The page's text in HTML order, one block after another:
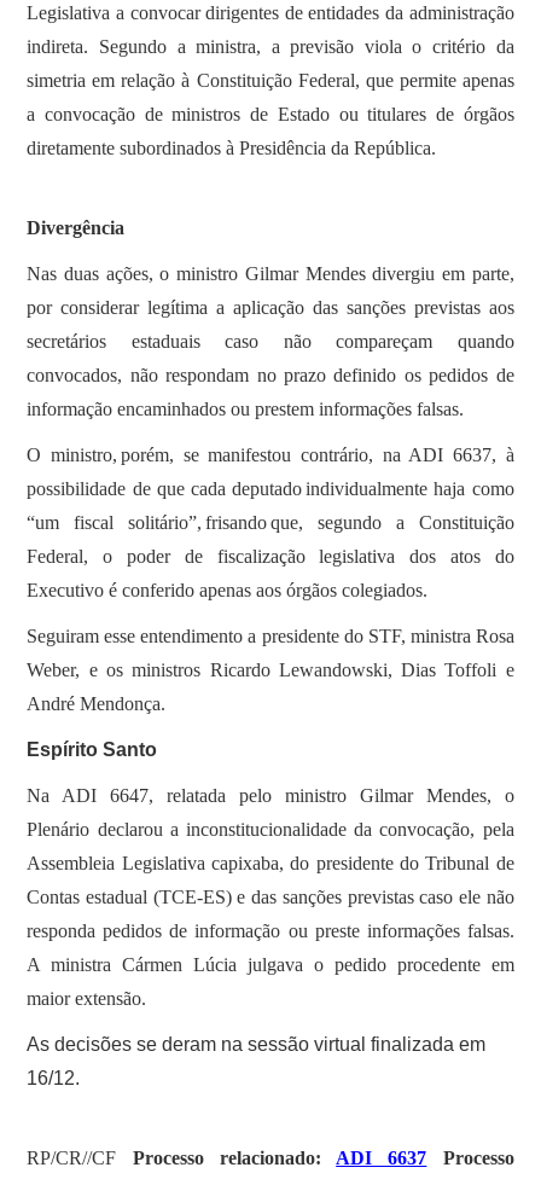
Legislativa a convocar dirigentes de entidades da administração
indireta. Segundo a ministra, a previsão viola o critério da
simetria em relação à Constituição Federal, que permite apenas
a convocação de ministros de Estado ou titulares de órgãos
diretamente subordinados à Presidência da República.
Divergência
Nas duas ações, o ministro Gilmar Mendes divergiu em parte,
por considerar legítima a aplicação das sanções previstas aos
secretários estaduais caso não compareçam quando
convocados, não respondam no prazo definido os pedidos de
informação encaminhados ou prestem informações falsas.
O ministro, porém, se manifestou contrário, na ADI 6637, à
possibilidade de que cada deputado individualmente haja como
“um fiscal solitário”, frisando que, segundo a Constituição
Federal, o poder de fiscalização legislativa dos atos do
Executivo é conferido apenas aos órgãos colegiados.
Seguiram esse entendimento a presidente do STF, ministra Rosa
Weber, e os ministros Ricardo Lewandowski, Dias Toffoli e
André Mendonça.
Espírito Santo
Na ADI 6647, relatada pelo ministro Gilmar Mendes, o
Plenário declarou a inconstitucionalidade da convocação, pela
Assembleia Legislativa capixaba, do presidente do Tribunal de
Contas estadual (TCE-ES) e das sanções previstas caso ele não
responda pedidos de informação ou preste informações falsas.
A ministra Cármen Lúcia julgava o pedido procedente em
maior extensão.
As decisões se deram na sessão virtual finalizada em
16/12.
RP/CR//CF Processo relacionado: ADI 6637 Processo